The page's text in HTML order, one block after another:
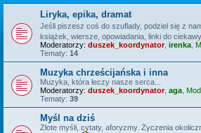
Liryka, epika, dramat
Jeśli piszesz coś do szuflady, podziel się z
książek, wiersze, opowiadania, linki do
Moderatorzy: duszek_koordynator, irenka
Tematy: 14
Muzyka chrześcijańska i inna
Muzyka, która leczy nasze serca...
Moderatorzy: duszek_koordynator, aga
Tematy: 39
Myśl na dziś
Złote myśli, cytaty, aforyzmy. Życzenia